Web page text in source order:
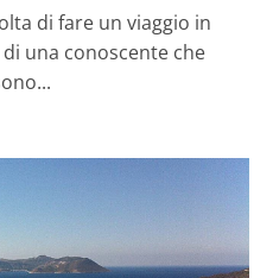
di fare un viaggio in
una conoscente che